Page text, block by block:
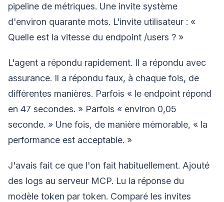
pipeline de métriques. Une invite système
d'environ quarante mots. L'invite utilisateur : «
Quelle est la vitesse du endpoint /users ? »
L'agent a répondu rapidement. Il a répondu avec
assurance. Il a répondu faux, à chaque fois, de
différentes manières. Parfois « le endpoint répond
en 47 secondes. » Parfois « environ 0,05
seconde. » Une fois, de manière mémorable, « la
performance est acceptable. »
J'avais fait ce que l'on fait habituellement. Ajouté
des logs au serveur MCP. Lu la réponse du
modèle token par token. Comparé les invites